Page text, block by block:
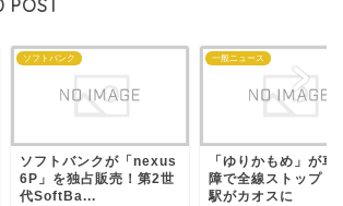
POST
ソフトバンク
ソフトバンクが「nexus
6P」を独占販売！第2世
代SoftBa...
一般ニュース
「ゆりかもめ」が車
障で全線ストップ！
駅がカオスに